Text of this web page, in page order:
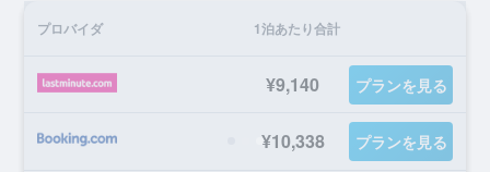
プロバイダ 1泊あたり合計
¥9,140 プランを見る
¥10,338 プランを見る